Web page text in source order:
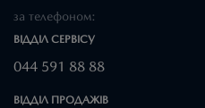
за телефоном:
ВІДДІЛ CЕРВІСУ
044 591 88 88
ВІДДІЛ ПРОДАЖІВ